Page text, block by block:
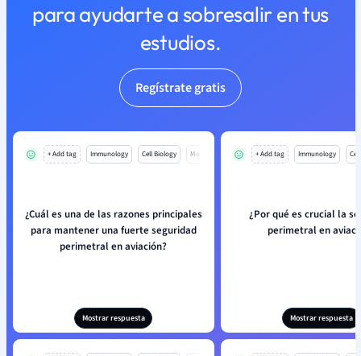
para ayudarte a sobresalir en tus
estudios.
Regístrate gratis
+ Add tag Immunology Cell Biology Mo
¿Cuál es una de las razones principales
para mantener una fuerte seguridad
perimetral en aviación?
Mostrar respuesta
+ Add tag Immunology
¿Por qué es crucial la
perimetral en
Mostrar respuesta